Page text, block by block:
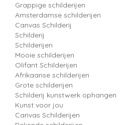
Grappige schilderijen
Amsterdamse schilderijen
Canvas Schilderij
Schilderij
Schilderijen
Mooie schilderijen
Olifant Schilderijen
Afrikaanse schilderijen
Grote schilderijen
Schilderij kunstwerk ophangen
Kunst voor jou
Canvas Schilderijen